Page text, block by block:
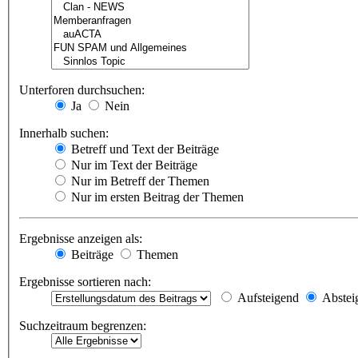
Unterforen durchsuchen:
Ja
Nein
Innerhalb suchen:
Betreff und Text der Beiträge
Nur im Text der Beiträge
Nur im Betreff der Themen
Nur im ersten Beitrag der Themen
Ergebnisse anzeigen als:
Beiträge
Themen
Ergebnisse sortieren nach:
Aufsteigend
Suchzeitraum begrenzen: